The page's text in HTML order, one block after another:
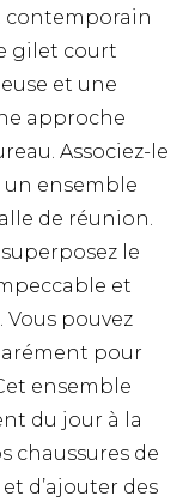
contemporain
gilet court
et une
approche
Associez-le
ensemble
de réunion.
le
et
pouvez
pour
ensemble
du jour à la
chaussures de
d’ajouter des